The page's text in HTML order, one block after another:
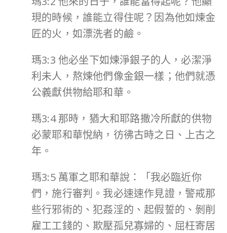
現的時候，誰能立得住呢？因為他如煉金
匠的火，如漂洗者的鹼。
瑪3:3 他必坐下如煉淨銀子的人，必潔淨
利未人，熬煉他們像金銀一樣；他們就憑
公義獻供物給耶和華。
瑪3:4 那時，猶大和耶路撒冷所獻的供物
必蒙耶和華悅納，彷彿古時之日、上古之
年。
瑪3:5 萬軍之耶和華說：「我必臨近你
們，施行審判。我必速速作見證，警戒那
些行邪術的、犯姦淫的、起假誓的、剝削
雇工工錢的、欺壓孤兒寡婦的、屈枉寄居